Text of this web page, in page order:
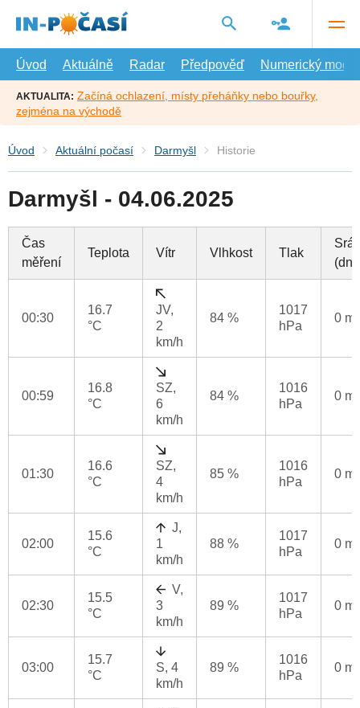
hlavní
Úvod
Aktuálně Radar Předpověď Numerický model
AKTUALITA: Začíná ochlazení, místy přeháňky nebo bouřky,
zejména na východě
Úvod Aktuální počasí Darmyšl Historie
Darmyšl - 04.06.2025
Čas
měření
Teplota Vítr Vlhkost Tlak
00:30
16.7
°C
JV,
2
km/h
84 %
1017
hPa
0
00:59
16.8
°C
SZ,
6
km/h
84 %
1016
hPa
0
01:30
16.6
°C
SZ,
4
km/h
85 %
1016
hPa
0
02:00
15.6
°C
J,
1
km/h
88 %
1017
hPa
0
02:30
15.5
°C
V,
3
km/h
89 %
1017
hPa
0
03:00
15.7
°C
S, 4
km/h
89 %
1016
hPa
0